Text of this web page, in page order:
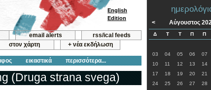
email alerts
rss/ical feeds
στον χάρτη + νέα εκδήλωση
εικαστικά περισσότερα...
English
Edition
(Druga strana svega)
< Αύγουστος
Δ Τ Τ Π Π
03
04 05 06 07
10
11 12 13 14
17
18 19 20 21
24
25 26 27 28